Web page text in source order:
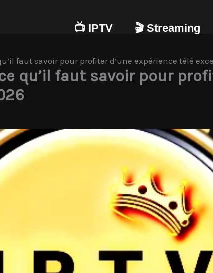
📺 IPTV 🎬 Streaming
faut savoir pour profiter d’une expérience télé
qu’il faut savoir pour